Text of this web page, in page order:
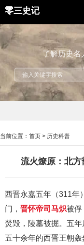
零三史记
了解历史名
当前位置： 首页 > 历史科普
流火燎原：北
西晋永嘉五年（311年
门， 晋怀帝司马炽被俘
焚毁，陵墓被掘。五年
五十余年的西晋王朝